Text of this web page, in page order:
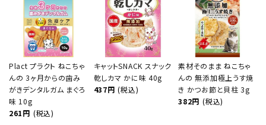
Plact プラクト ねこちゃ
んの 3ヶ月からの歯み
がきデンタルガム まぐろ
味 10g
261円 (税込)
キャットSNACK スナック
乾しカマ かに味 40g
437円 (税込)
素材そのまま ねこちゃ
んの 無添加極上うす焼
き かつお節と貝柱 3g
382円 (税込)